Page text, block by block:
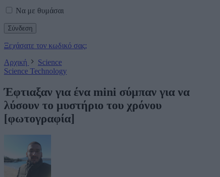
Να με θυμάσαι
Ξεχάσατε τον κωδικό σας;
Αρχική
Science
Science Technology
Έφτιαξαν για ένα mini σύμπαν για να
λύσουν το μυστήριο του χρόνου
[φωτογραφία]